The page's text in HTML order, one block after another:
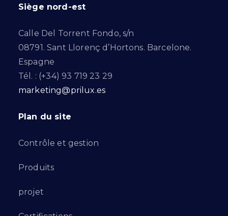
Siège nord-est
Calle Del Torrent Fondo, s/n
08791. Sant Llorenç d’Hortons. Barcelone.
Espagne
Tél. : (+34) 93 719 23 29
marketing@prilux.es
Plan du site
Contrôle et gestion
Produits
projet